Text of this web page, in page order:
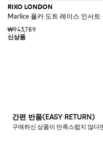
RIXO LONDON
Marlice 폴카 도트 레이스 인서트
₩943,789
간편 반품(EASY RETURN)
구매하신 상품이 만족스럽지 않다